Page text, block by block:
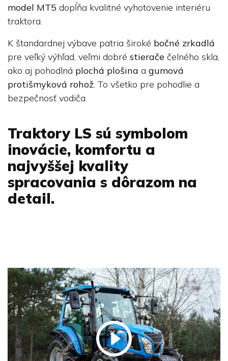
model MT5 dopĺňa kvalitné vyhotovenie interiéru
traktora.
K štandardnej výbave patria široké bočné zrkadlá
pre veľký výhľad, veľmi dobré stierače čelného skla,
ako aj pohodlná plochá plošina a gumová
protišmyková rohož. To všetko pre pohodlie a
bezpečnosť vodiča.
Traktory LS sú symbolom
inovácie, komfortu a
najvyššej kvality
spracovania s dôrazom na
detail.